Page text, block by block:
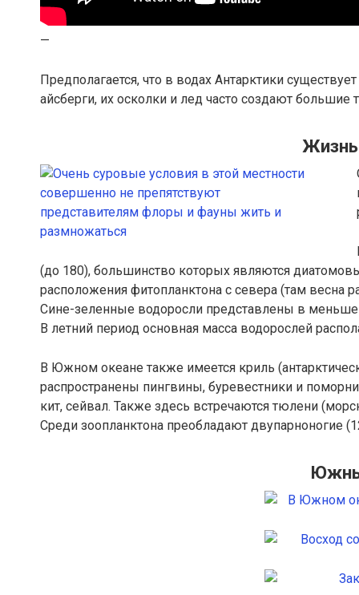
—
Предполагается, что в водах Антарктики
айсберги, их осколки и лед часто создают большие
(до 180), большинство которых являются
расположения фитопланктона с севера (там весна
Сине-зеленные водоросли представлены в
В летний период основная масса водорослей
В Южном океане также имеется криль
распространены пингвины, буревестники и
кит, сейвал. Также здесь встречаются тюлени
Среди зоопланктона преобладают двупарноногие